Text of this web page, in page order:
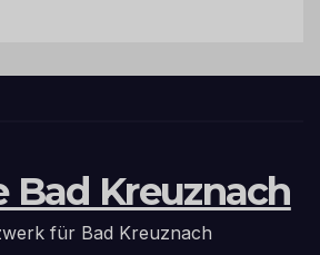
Bad Kreuznach
für Bad Kreuznach